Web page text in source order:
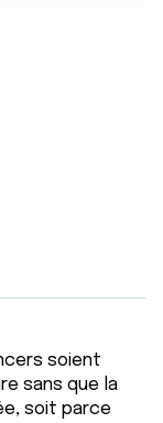
celles-ci
soient
sans que la
soit parce